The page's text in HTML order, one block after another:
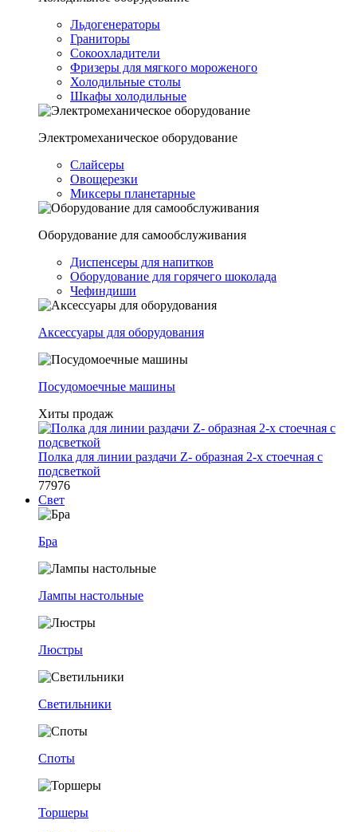
Льдогенераторы
Граниторы
Сокоохладители
Фризеры для мягкого мороженого
Холодильные столы
Шкафы холодильные
Электромеханическое оборудование
Слайсеры
Овощерезки
Миксеры планетарные
Оборудование для самообслуживания
Диспенсеры для напитков
Оборудование для горячего шоколада
Чефиндиши
Аксессуары для оборудования
Посудомоечные машины
Хиты продаж
Полка для линии раздачи Z- образная 2-х стоечная с
подсветкой
77976
Свет
Бра
Лампы настольные
Люстры
Светильники
Споты
Торшеры